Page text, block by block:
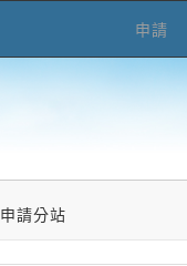
申請
申請分站